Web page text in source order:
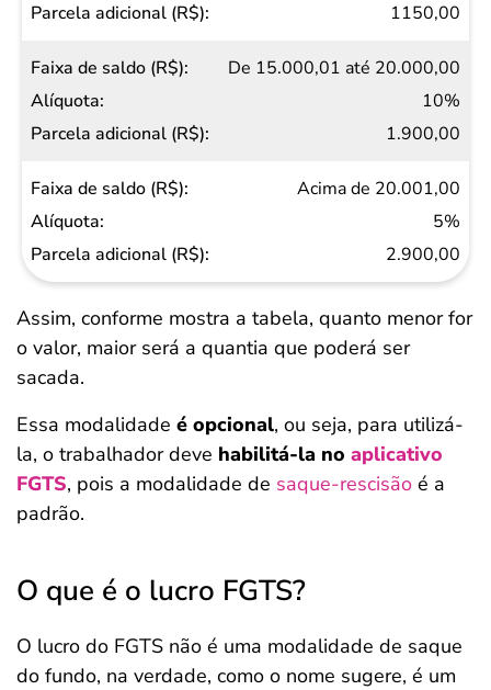
1150,00
De 15.000,01 até 20.000,00
10%
1.900,00
Acima de 20.001,00
5%
2.900,00
Assim, conforme mostra a tabela, quanto menor for
o valor, maior será a quantia que poderá ser
sacada.
Essa modalidade é opcional, ou seja, para utilizá-
la, o trabalhador deve habilitá-la no aplicativo
FGTS, pois a modalidade de saque-rescisão é a
padrão.
O que é o lucro FGTS?
O lucro do FGTS não é uma modalidade de saque
do fundo, na verdade, como o nome sugere, é um